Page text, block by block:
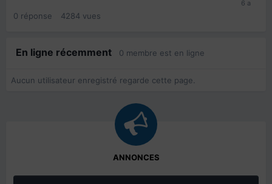
0 réponse 4284 vues
En ligne récemment 0 membre est en ligne
Aucun utilisateur enregistré regarde cette page.
ANNONCES